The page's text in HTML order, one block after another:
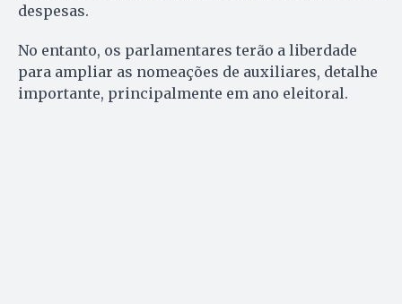
despesas.
No entanto, os parlamentares terão a liberdade
para ampliar as nomeações de auxiliares, detalhe
importante, principalmente em ano eleitoral.